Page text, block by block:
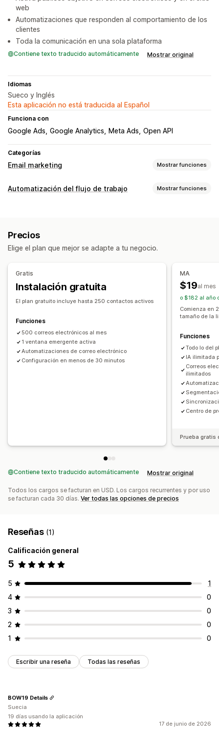
web
Automatizaciones que responden al comportamiento de los
clientes
Toda la comunicación en una sola plataforma
Contiene texto traducido automáticamente Mostrar original
Idiomas
Sueco y Inglés
Esta aplicación no está traducida al Español
Funciona con
Google Ads Google Analytics Meta Ads Open API
Categorías
Email marketing Mostrar funciones
Tipos de campañas de marketing
Correos electrónicos por venta adicional
Correos electrónicos por venta cruzada
Correos electrónicos sobre el pago
Intención de salida
Abandono de la navegación
Correos electrónicos de bienvenida
Correos electrónicos sobre nueva disponibilidad de
existencias
Correos electrónicos sobre ahorros
Fuentes personalizadas Importar y exportar
Dominios de correo electrónico
Lista de captura de correos electrónicos
Segmentación
Segmentación Etiquetas
Seguimiento
Automatización del flujo de trabajo Mostrar funciones
Respuestas de correo electrónico
Etiquetas de pedidos
Estado del pago
Personalización
Datos sincronizados automáticamente
Precios
Elige el plan que mejor se adapte a tu negocio.
Gratis
Instalación gratuita
El plan gratuito incluye hasta 250 contactos activos
Funciones
500 correos electrónicos al mes
1 ventana emergente activa
Automatizaciones de correo electrónico
Configuración en menos de 30 minutos
MA
$19al mes
o $182 al año
Comienza en
tamaño de la
Funciones
Todo lo del
IA ilimitada
Correos
ilimitados
Centro de
Prueba gratis
Contiene texto traducido automáticamente Mostrar original
Todos los cargos se facturan en USD. Los cargos recurrentes y por uso
se facturan cada 30 días. Ver todas las opciones de precios
Reseñas (1)
Calificación general
5
5
1
4
0
3
0
2
0
1
0
Escribir una reseña Todas las reseñas
17 de junio de 2026
BOW19 Details
Suecia
19 días usando la aplicación